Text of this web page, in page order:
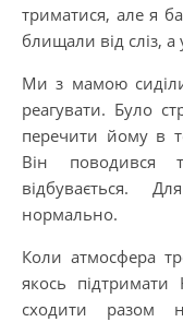
триматися, але я
блищали від сліз,
Ми з мамою
реагувати. Було
перечити йому в
Він поводився
відбувається.
нормально.
Коли атмосфера
якось підтримати
сходити разом